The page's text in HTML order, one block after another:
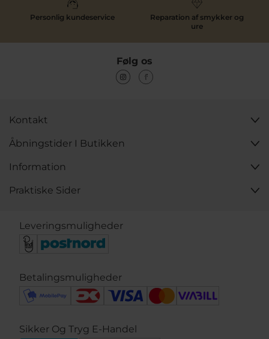
Personlig kundeservice
Reparation af smykker og
ure
Følg os
Kontakt
Åbningstider I Butikken
Information
Praktiske Sider
Leveringsmuligheder
Betalingsmuligheder
Sikker Og Tryg E-Handel